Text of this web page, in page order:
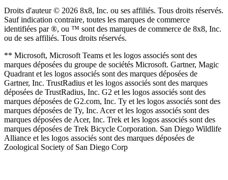
Droits d'auteur © 2026 8x8, Inc. ou ses affiliés. Tous droits réservés.
Sauf indication contraire, toutes les marques de commerce
identifiées par ®, ou ™ sont des marques de commerce de 8x8, Inc.
ou de ses affiliés. Tous droits réservés.
** Microsoft, Microsoft Teams et les logos associés sont des
marques déposées du groupe de sociétés Microsoft. Gartner, Magic
Quadrant et les logos associés sont des marques déposées de
Gartner, Inc. TrustRadius et les logos associés sont des marques
déposées de TrustRadius, Inc. G2 et les logos associés sont des
marques déposées de G2.com, Inc. Ty et les logos associés sont des
marques déposées de Ty, Inc. Acer et les logos associés sont des
marques déposées de Acer, Inc. Trek et les logos associés sont des
marques déposées de Trek Bicycle Corporation. San Diego Wildlife
Alliance et les logos associés sont des marques déposées de
Zoological Society of San Diego Corp